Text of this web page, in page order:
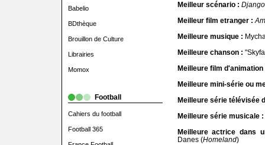
Babelio
BDthèque
Brouillon de Culture
Librairies
Momox
Football
Cahiers du football
Football 365
Meilleur scénario :
Meilleur film etranger :
Meilleure musique :
Meilleure chanson :
Meilleure film d'animation
Meilleure mini-série ou
Meilleure série télévisée
Meilleure série musicale :
Meilleure actrice dans
Danes (Homeland)